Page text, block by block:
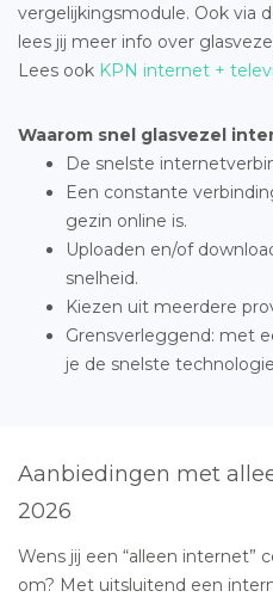
vergelijkingsmodule. Ook via
lees jij meer info over
Lees ook KPN internet +
Waarom snel glasvezel
De snelste
Een constante
gezin online is.
Uploaden en/of
snelheid.
Kiezen uit meerdere
Grensverleggend: met
je de snelste
Aanbiedingen met
2026
Wens jij een “alleen internet”
om? Met uitsluitend een